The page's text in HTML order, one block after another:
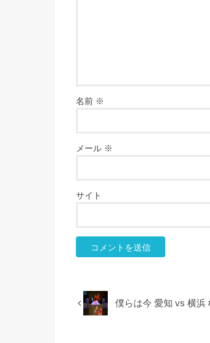
名前 ※
メール ※
サイト
僕らは今 愛知 vs 横浜